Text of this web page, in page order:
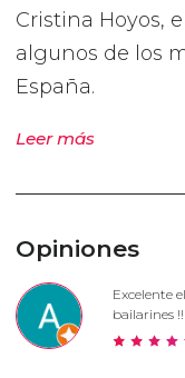
Cristina Hoyos,
algunos de los
España.
Leer más
Opiniones
Excelente
bailarines